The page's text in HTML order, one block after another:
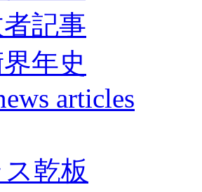
記事
年史
articles
乾板